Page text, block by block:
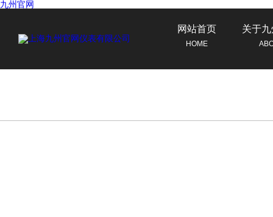
九州官网
网站首页
HOME
关于